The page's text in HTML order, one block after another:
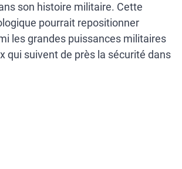
son histoire militaire. Cette
pourrait repositionner
les grandes puissances militaires
qui suivent de près la sécurité dans